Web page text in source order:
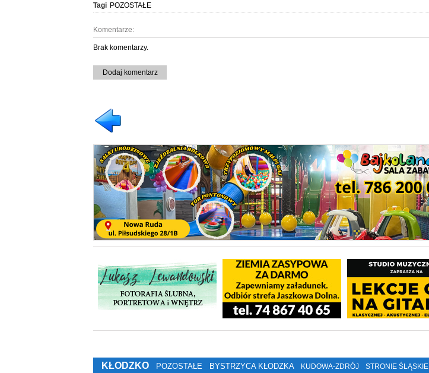
Tagi POZOSTAŁE
Komentarze:
Brak komentarzy.
Dodaj komentarz
KŁODZKO POZOSTAŁE BYSTRZYCA KŁODZKA KUDOWA-ZDRÓJ STRONIE ŚLĄSKIE